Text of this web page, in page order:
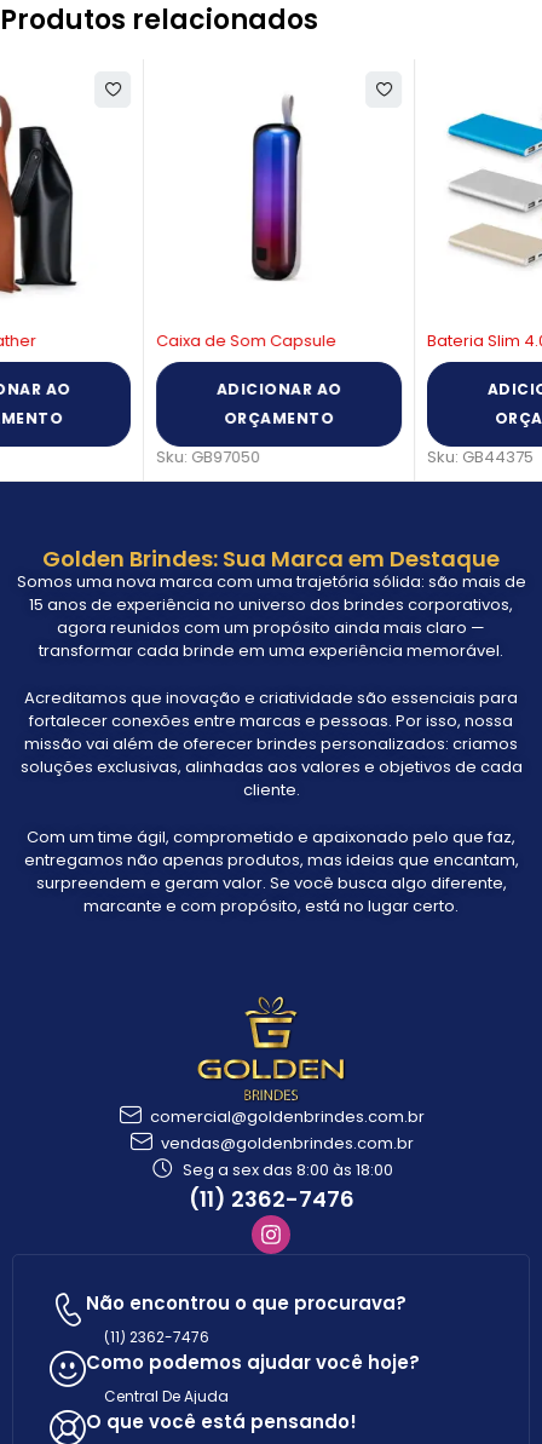
Produtos relacionados
Caixa de Som Capsule
ADICIONAR AO
Bateria Slim 4.000 mAh
ADICIONAR AO
Golden Brindes: Sua Marca em Destaque
Somos uma nova marca com uma trajetória sólida: são mais de
15 anos de experiência no universo dos brindes corporativos,
agora reunidos com um propósito ainda mais claro —
transformar cada brinde em uma experiência memorável.
Acreditamos que inovação e criatividade são essenciais para
fortalecer conexões entre marcas e pessoas. Por isso, nossa
missão vai além de oferecer brindes personalizados: criamos
soluções exclusivas, alinhadas aos valores e objetivos de cada
cliente.
Com um time ágil, comprometido e apaixonado pelo que faz,
entregamos não apenas produtos, mas ideias que encantam,
surpreendem e geram valor. Se você busca algo diferente,
marcante e com propósito, está no lugar certo.
comercial@goldenbrindes.com.br
vendas@goldenbrindes.com.br
Seg a sex das 8:00 às 18:00
(11) 2362-7476
Não encontrou o que procurava?
(11) 2362-7476
Como podemos ajudar você hoje?
Central De Ajuda
O que você está pensando!